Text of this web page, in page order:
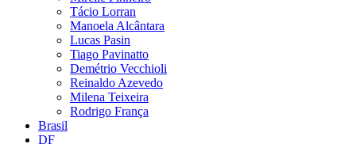
Tácio Lorran
Manoela Alcântara
Lucas Pasin
Tiago Pavinatto
Demétrio Vecchioli
Reinaldo Azevedo
Milena Teixeira
Rodrigo França
Brasil
DF